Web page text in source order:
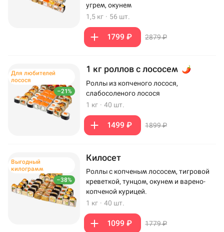
угрем, окунем
1,5 кг · 56 шт.
1799 ₽ 2879 ₽
–21%
Для любителей
лосося
1 кг роллов с лососем
Роллы из копченого лосося,
слабосоленого лосося
1 кг · 40 шт.
1499 ₽ 1899 ₽
–38%
Выгодный
килограмм
Килосет
Роллы с копченым лососем, тигровой
креветкой, тунцом, окунем и варено-
копченой курицей.
1 кг · 40 шт.
1099 ₽ 1779 ₽